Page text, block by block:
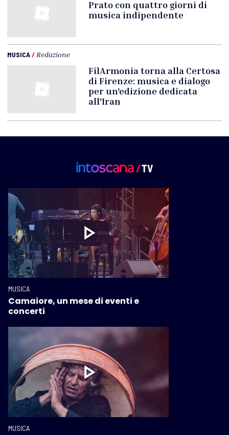
Prato con quattro giorni di
musica indipendente
MUSICA/ Redazione
FilArmonia torna alla Certosa
di Firenze: musica e dialogo
per un'edizione dedicata
all'Iran
MUSICA
Camaiore, un mese di eventi e
concerti
MUSICA